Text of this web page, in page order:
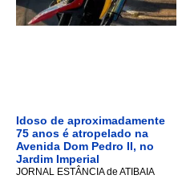
Idoso de aproximadamente
75 anos é atropelado na
Avenida Dom Pedro II, no
Jardim Imperial
JORNAL ESTÂNCIA de ATIBAIA